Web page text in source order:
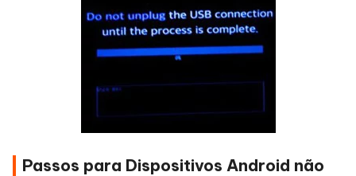
Passos para Dispositivos Android não